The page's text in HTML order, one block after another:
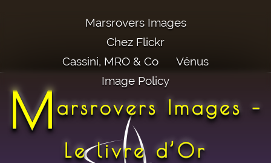
Marsrovers Images
Chez Flickr
Cassini, MRO & Co
Vénus
Image Policy
Marsrovers Images –
Le livre d’Or